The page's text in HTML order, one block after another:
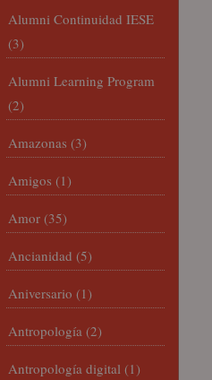
Alumni Continuidad IESE
(3)
Alumni Learning Program
(2)
Amazonas (3)
Amigos (1)
Amor (35)
Ancianidad (5)
Aniversario (1)
Antropología (2)
Antropología digital (1)